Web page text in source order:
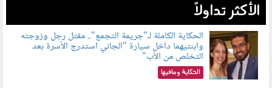
الأكثر تداولاً
100801.jpg
الحكاية الكاملة لـ"جريمة التجمع".. مقتل رجل وزوجته
وابنتيهما داخل سيارة "الجاني استدرج الأسرة بعد
التخلص من الأب"
الحكاية ومافيها